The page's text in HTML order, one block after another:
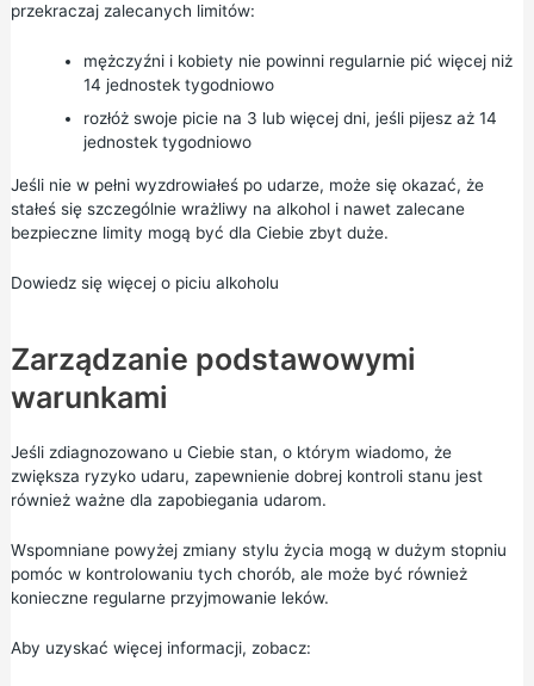
przekraczaj zalecanych limitów:
mężczyźni i kobiety nie powinni regularnie pić więcej niż
14 jednostek tygodniowo
rozłóż swoje picie na 3 lub więcej dni, jeśli pijesz aż 14
jednostek tygodniowo
Jeśli nie w pełni wyzdrowiałeś po udarze, może się okazać, że
stałeś się szczególnie wrażliwy na alkohol i nawet zalecane
bezpieczne limity mogą być dla Ciebie zbyt duże.
Dowiedz się więcej o piciu alkoholu
Zarządzanie podstawowymi
warunkami
Jeśli zdiagnozowano u Ciebie stan, o którym wiadomo, że
zwiększa ryzyko udaru, zapewnienie dobrej kontroli stanu jest
również ważne dla zapobiegania udarom.
Wspomniane powyżej zmiany stylu życia mogą w dużym stopniu
pomóc w kontrolowaniu tych chorób, ale może być również
konieczne regularne przyjmowanie leków.
Aby uzyskać więcej informacji, zobacz: